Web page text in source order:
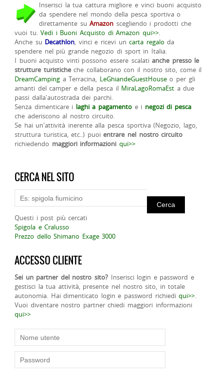
Inserisci la tua cattura migliore e vinci buoni acquisto
da spendere nel mondo della pesca sportiva o
direttamente suAmazon scegliendo i prodotti che
vuoi tu.Vedi i Buoni Acquisto di Amazon qui>>.
Anche su Decathlon, vinci e ricevi uncarta regalo da
spendere nel più grande negozio di sport in Italia.
I buoni acquisto vinti possono essere scalatianche presso le
strutture turisticheche collaborano con il nostro sito, come il
DreamCamping a Terracina, LeGhiandeGuestHouseo per gli
amanti del camper e della pesca il MiraLagoRomaEst a due
passi dalla'autostrada dei parchi.
Senza dimenticare i laghi a pagamento e i negozi di pesca
che aderiscono al nostro circuito.
Se hai un'attività inerente alla pesca sportiva (Negozio, lago,
struttura turistica, etc..) puoientrare nel nostro circuito
richiedendo maggiori informazioni qui>>
CERCA NEL SITO
Questi i post più cercati
Spigola e Cralusso
Prezzo dello Shimano Exage 3000
ACCESSO CLIENTE
Sei un partner del nostro sito? Inserisci login e password e
gestisci la tua attività, presente nel nostro sito, in totale
autonomia. Hai dimenticato login e password richiediqui>>.
Vuoi diventare nostro partner chiedi maggiori informazioni
qui>>